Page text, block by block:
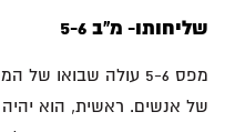
שליחותו- מ"ב 5-6
מפס 5-6 עולה שבואו
של אנשים. ראשית, הוא